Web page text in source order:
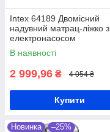
Intex 64189 Двомісний
надувний матрац-ліжко з
електронасосом
В наявності
2 999,96 ₴ 4 054 ₴
Купити
Новинка –25%